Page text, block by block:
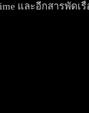
และอีกสารพัดเรื่